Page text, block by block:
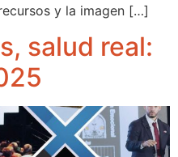
y la imagen […]
salud real: